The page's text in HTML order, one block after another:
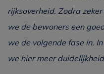
rijksoverheid. Zodra
we de bewoners een
we de volgende fase in.
we hier meer